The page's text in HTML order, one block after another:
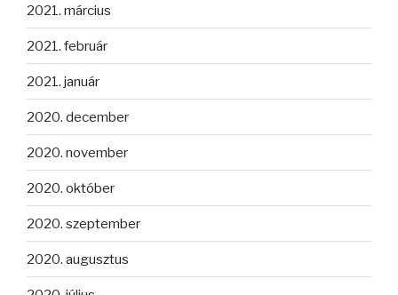
2021. március
2021. február
2021. január
2020. december
2020. november
2020. október
2020. szeptember
2020. augusztus